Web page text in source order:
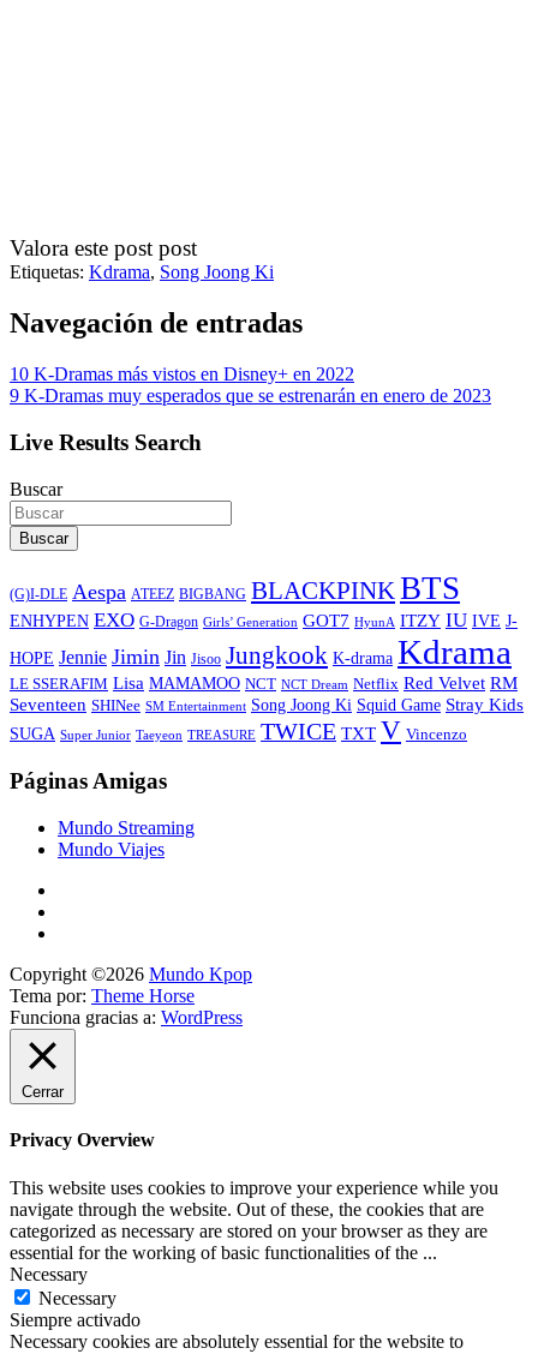
Valora este post post
Etiquetas: Kdrama, Song Joong Ki
Navegación de entradas
10 K-Dramas más vistos en Disney+ en 2022
9 K-Dramas muy esperados que se estrenarán en enero de 2023
Live Results Search
Buscar
Buscar
(G)I-DLE Aespa ATEEZ BIGBANG BLACKPINK BTS
ENHYPEN EXO G-Dragon Girls’ Generation GOT7 HyunA ITZY IU IVE J-
HOPE Jennie Jimin Jin Jisoo Jungkook K-drama Kdrama
LE SSERAFIM Lisa MAMAMOO NCT NCT Dream Netflix Red Velvet RM
Seventeen SHINee SM Entertainment Song Joong Ki Squid Game Stray Kids
SUGA Super Junior Taeyeon TREASURE TWICE TXT V Vincenzo
Páginas Amigas
Mundo Streaming
Mundo Viajes
Copyright ©2026 Mundo Kpop
Tema por: Theme Horse
Funciona gracias a: WordPress
Cerrar
Privacy Overview
This website uses cookies to improve your experience while you
navigate through the website. Out of these, the cookies that are
categorized as necessary are stored on your browser as they are
essential for the working of basic functionalities of the ...
Necessary
Necessary
Siempre activado
Necessary cookies are absolutely essential for the website to